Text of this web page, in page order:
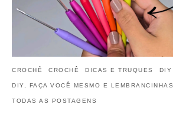
CROCHÊ CROCHÊ DICAS E TRUQUES DIY
DIY, FAÇA VOCÊ MESMO E LEMBRANCINHAS
TODAS AS POSTAGENS